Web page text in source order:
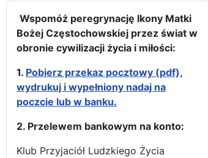
Wspomóż peregrynację Ikony Matki
Bożej Częstochowskiej przez świat w
obronie cywilizacji życia i miłości:
1. Pobierz przekaz pocztowy (pdf),
wydrukuj i wypełniony nadaj na
poczcie lub w banku.
2. Przelewem bankowym na konto:
Klub Przyjaciół Ludzkiego Życia